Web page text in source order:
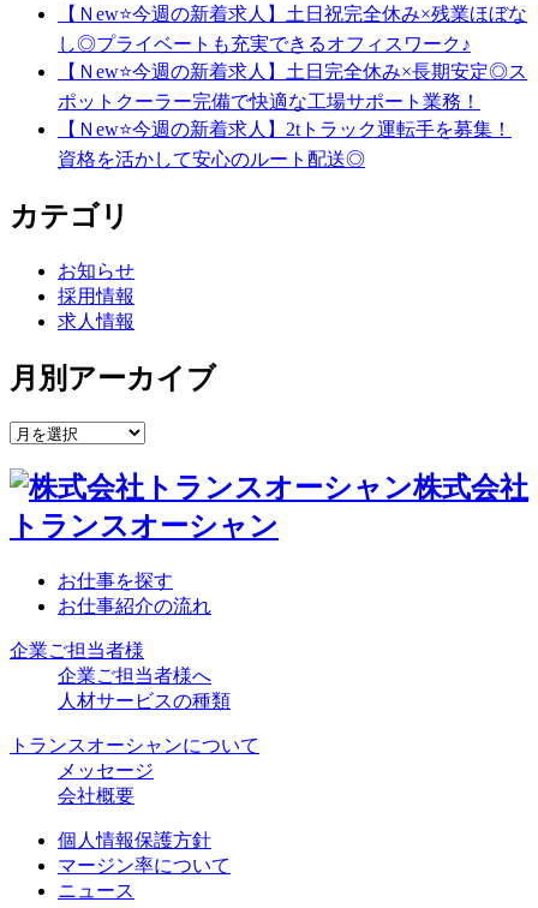
【Ｎew⭐今週の新着求人】土日祝完全休み×残業ほぼな
し◎プライベートも充実できるオフィスワーク♪
【Ｎew⭐今週の新着求人】土日完全休み×長期安定◎ス
ポットクーラー完備で快適な工場サポート業務！
【Ｎew⭐今週の新着求人】2tトラック運転手を募集！
資格を活かして安心のルート配送◎
カテゴリ
お知らせ
採用情報
求人情報
月別アーカイブ
株式会社
トランスオーシャン
お仕事を探す
お仕事紹介の流れ
企業ご担当者様
企業ご担当者様へ
人材サービスの種類
トランスオーシャンについて
メッセージ
会社概要
個人情報保護方針
マージン率について
ニュース